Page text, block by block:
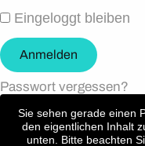
Eingeloggt bleiben
Anmelden
Passwort vergessen?
Sie sehen gerade einen
den eigentlichen Inhalt
unten. Bitte beachten